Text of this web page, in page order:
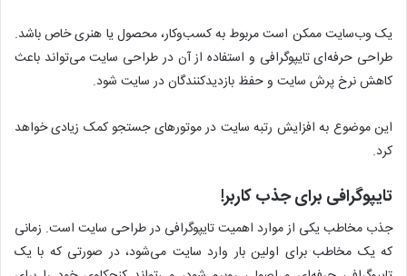
یک وب‌سایت ممکن است مربوط به کسب‌وکار، محصول یا هنری خاص باشد.
طراحی حرفه‌ای تایپوگرافی و استفاده از آن در طراحی سایت می‌تواند باعث
کاهش نرخ پرش سایت و حفظ بازدیدکنندگان در سایت شود.
این موضوع به افزایش رتبه سایت در موتورهای جستجو کمک زیادی خواهد
کرد.
تایپوگرافی برای جذب کاربر!
جذب مخاطب یکی از موارد اهمیت تایپوگرافی در طراحی سایت است. زمانی
که یک مخاطب برای اولین بار وارد سایت می‌شود، در صورتی که با یک